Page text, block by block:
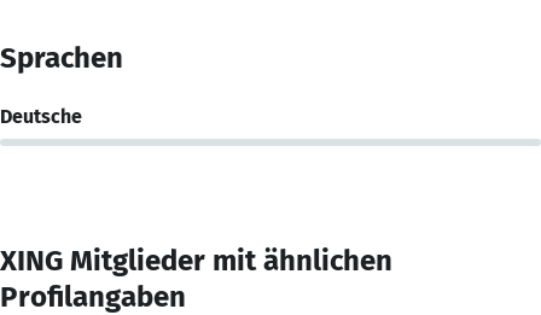
Sprachen
Deutsche
XING Mitglieder mit ähnlichen
Profilangaben